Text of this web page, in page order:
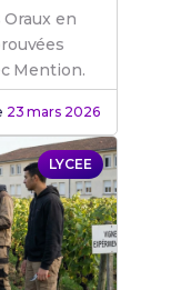
en
Mention.
23 mars 2026
LYCEE